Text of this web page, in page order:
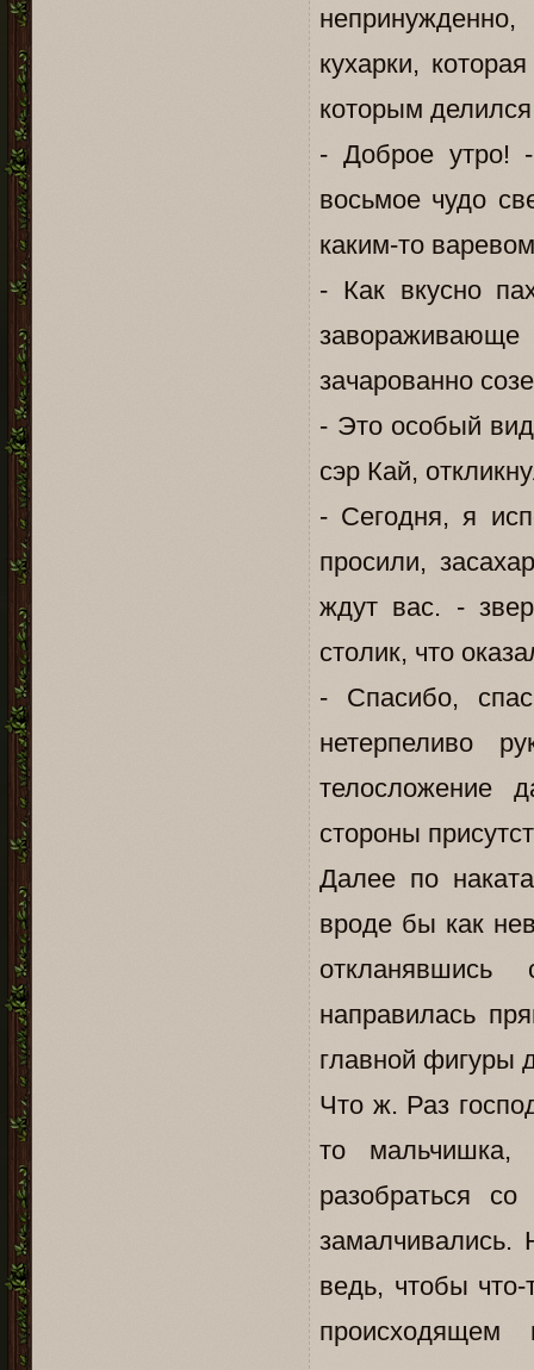
кухарки,
которым
- Доброе утро! -
восьмое чудо
каким-то
- Как вкусно
завораживающе
зачарованно
- Это особый
сэр Кай,
- Сегодня, я
просили,
ждут вас. -
столик, что
- Спасибо,
нетерпеливо
телосложение
стороны
Далее по
вроде бы как
откланявшись
направилась
главной фигуры
Что ж. Раз
то мальчишка,
разобраться
замалчивались.
ведь, чтобы что-